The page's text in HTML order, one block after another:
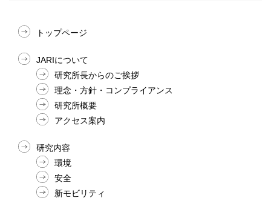
トップページ
JARIについて
研究所長からのご挨拶
理念・方針・コンプライアンス
研究所概要
アクセス案内
研究内容
環境
安全
新モビリティ